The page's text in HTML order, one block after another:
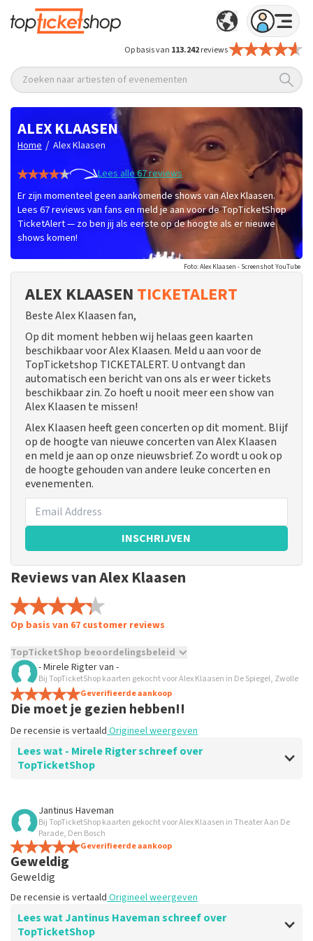
Op basis van 113.242reviews
Zoeken naar artiesten of evenementen
ALEX KLAASEN
Home / Alex Klaasen
Lees alle 67 reviews
Er zijn momenteel geen aankomende shows van Alex Klaasen.
Lees 67 reviews van fans en meld je aan voor de TopTicketShop
TicketAlert — zo ben jij als eerste op de hoogte als er nieuwe
shows komen!
Foto: Alex Klaasen - Screenshot YouTube
ALEX KLAASEN TICKETALERT
Beste Alex Klaasen fan,
Op dit moment hebben wij helaas geen kaarten
beschikbaar voor Alex Klaasen. Meld u aan voor de
TopTicketshop TICKETALERT. U ontvangt dan
automatisch een bericht van ons als er weer tickets
beschikbaar zin. Zo hoeft u nooit meer een show van
Alex Klaasen te missen!
Alex Klaasen heeft geen concerten op dit moment. Blijf
op de hoogte van nieuwe concerten van Alex Klaasen
en meld je aan op onze nieuwsbrief. Zo wordt u ook op
de hoogte gehouden van andere leuke concerten en
evenementen.
INSCHRIJVEN
Reviews van Alex Klaasen
Op basis van 67 customer reviews
TopTicketShop beoordelingsbeleid
TopTicketShop verzamelt reviews van echte klanten. Het is
niet mogelijk om een review achter te laten als je geen
tickets hebt aangeschaft bij TopTicketShop. Reviews met
Het kan enkele weken duren voordat een review wordt
geplaatst.
- Mirele Rigtervan -
Bij TopTicketShop kaarten gekocht voor Alex Klaasen in De Spiegel, Zwolle
Geverifieerde aankoop
Die moet je gezien hebben!!
De recensie is vertaald Origineel weergeven
Lees wat - Mirele Rigter schreef over
TopTicketShop
Beoordeling van - Mirele Rigter over
Z
Jantinus Haveman
Bij TopTicketShop kaarten gekocht voor Alex Klaasen in Theater Aan De
Parade, Den Bosch
Geverifieerde aankoop
Geweldig
Geweldig
De recensie is vertaald Origineel weergeven
Lees wat Jantinus Haveman schreef over
TopTicketShop